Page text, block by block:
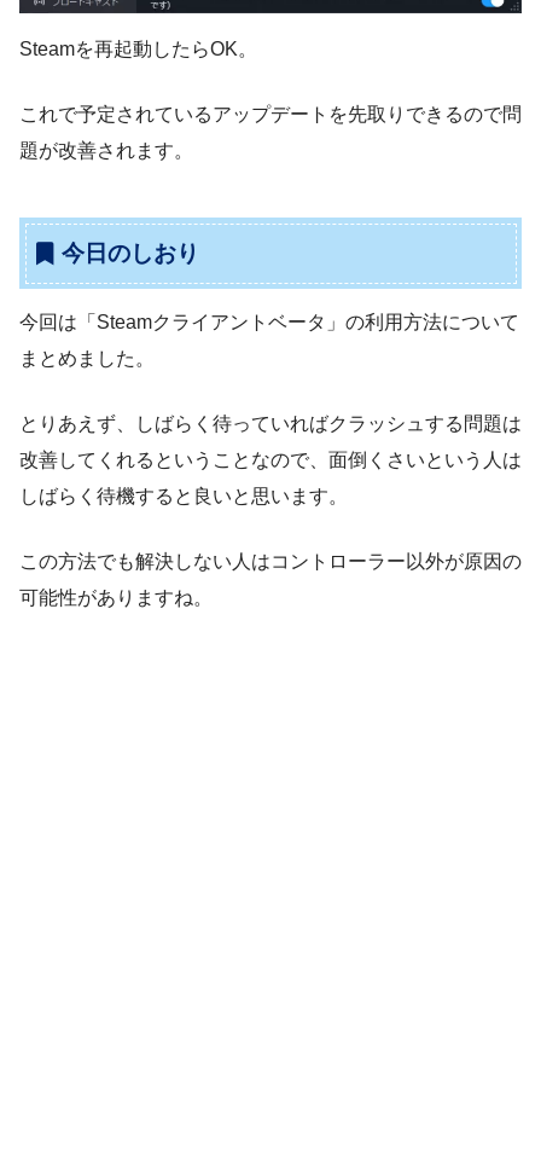
Steamを再起動したらOK。
これで予定されているアップデートを先取りできるので問
題が改善されます。
今日のしおり
今回は「Steamクライアントベータ」の利用方法について
まとめました。
とりあえず、しばらく待っていればクラッシュする問題は
改善してくれるということなので、面倒くさいという人は
しばらく待機すると良いと思います。
この方法でも解決しない人はコントローラー以外が原因の
可能性がありますね。